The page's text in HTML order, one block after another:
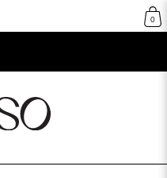
0